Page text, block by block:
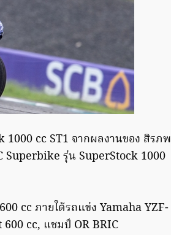
cc ST1 จากผลงานของ สิรภพ
รุ่น SuperStock 1000
cc ภายใต้รถแข่ง Yamaha YZF-
cc, แชมป์ OR BRIC